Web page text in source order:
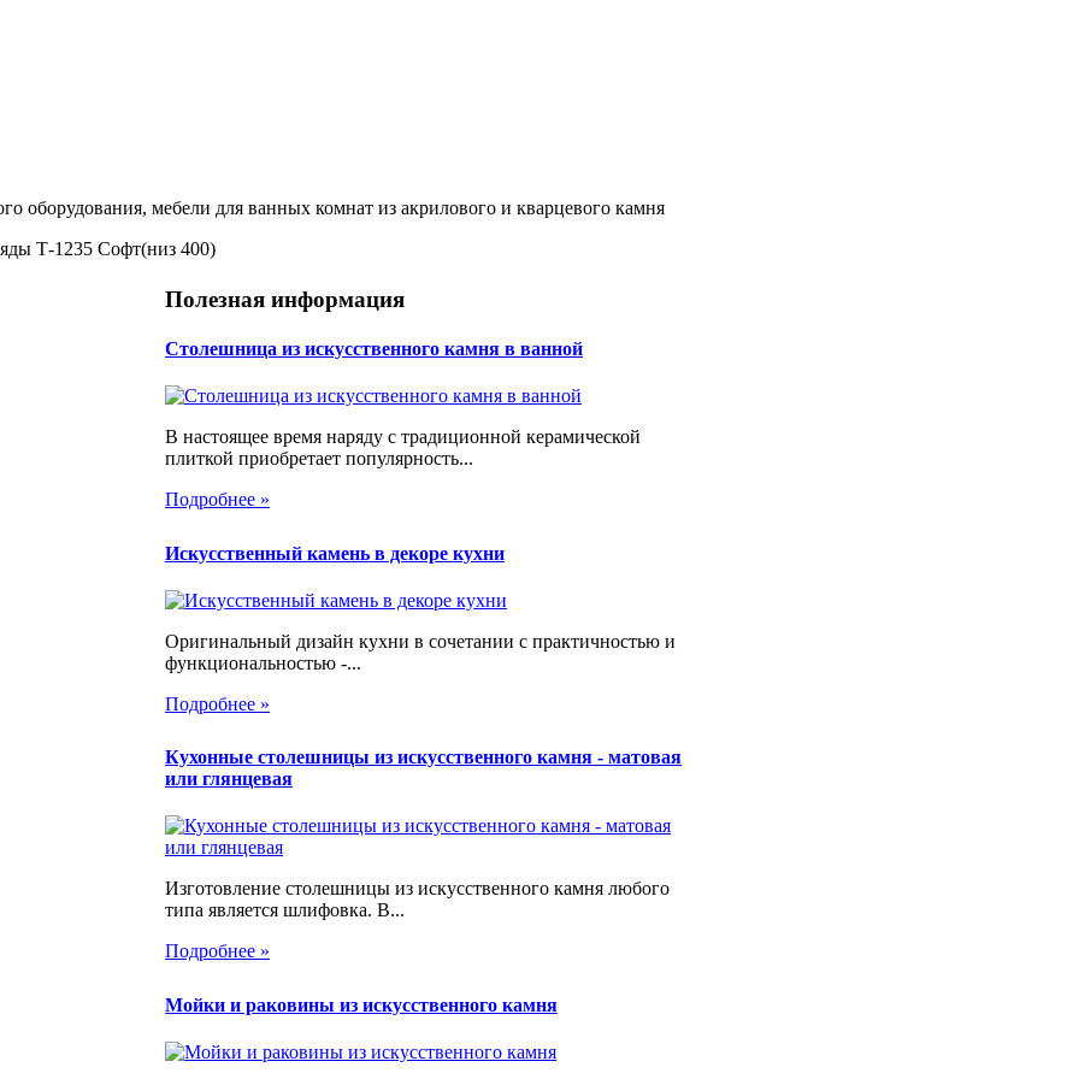
оборудования, мебели для ванных комнат из акрилового и кварцевого камня
Т-1235 Софт(низ 400)
Полезная информация
Столешница из искусственного камня в ванной
В настоящее время наряду с традиционной керамической
плиткой приобретает популярность...
Подробнее »
Искусственный камень в декоре кухни
Оригинальный дизайн кухни в сочетании с практичностью и
функциональностью -...
Подробнее »
Кухонные столешницы из искусственного камня - матовая
или глянцевая
Изготовление столешницы из искусственного камня любого
типа является шлифовка. В...
Подробнее »
Мойки и раковины из искусственного камня